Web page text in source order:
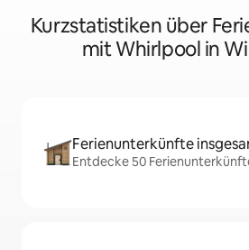
Kurzstatistiken über
mit Whirlpool in
Ferienunterkünfte
Entdecke 50